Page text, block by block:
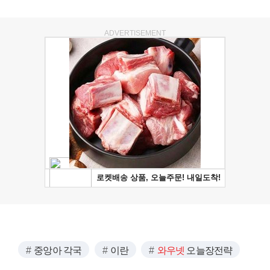
ADVERTISEMENT
중앙아 각국 이란 와우넷 오늘장전략